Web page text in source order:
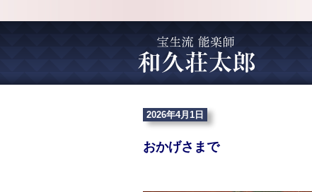
2026年4月1日
おかげさまで